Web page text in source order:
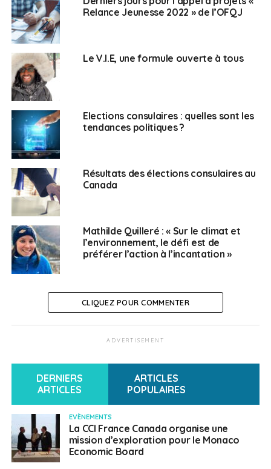
encoreMargaux Islerélue à Lausanne dont les
portraits sont disponibles sur notre site.
SUJETS ASSOCIÉS:
ELECTIONS CONSULAIRES
Français au Canada
Relance Jeunesse 2022 » de l’OFQJ
Le V.I.E, une formule ouverte à tous
Elections consulaires : quelles sont les
tendances politiques ?
Résultats des élections consulaires au
Canada
Mathilde Quilleré : « Sur le climat et
l’environnement, le défi est de
préférer l’action à l’incantation »
CLIQUEZ POUR COMMENTER
ADVERTISEMENT
DERNIERS
ARTICLES
ARTICLES
POPULAIRES
EVÈNEMENTS
La CCI France Canada organise une
mission d’exploration pour le Monaco
Economic Board